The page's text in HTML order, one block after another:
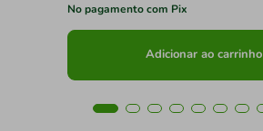
No pagamento com Pix
Adicionar ao carrinho